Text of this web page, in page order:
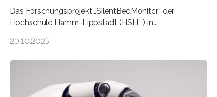
Das Forschungsprojekt „SilentBedMonitor“ der
Hochschule Hamm-Lippstadt (HSHL) in
auf Personen ab, die bettlägerig sind oder in ihrer
Entwicklung der Sensorik und Datenübertragung. Die
HSHL verantwortet die wissenschaftliche Begleitung
20.10.2025